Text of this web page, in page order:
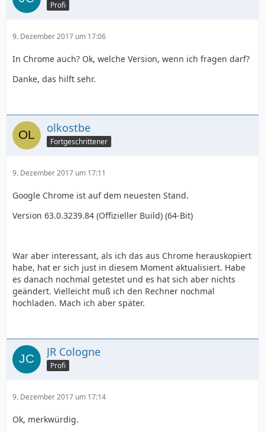
Profi
9. Dezember 2017 um 17:06
In Chrome auch? Ok, welche Version, wenn ich fragen darf?
Danke, das hilft sehr.
olkostbe
Fortgeschrittener
9. Dezember 2017 um 17:11
Google Chrome ist auf dem neuesten Stand.
Version 63.0.3239.84 (Offizieller Build) (64-Bit)
War aber interessant, als ich das aus Chrome herauskopiert
habe, hat er sich just in diesem Moment aktualisiert. Habe
es danach nochmal getestet und es hat sich aber nichts
geändert. Vielleicht muß ich den Rechner nochmal
hochladen. Mach ich aber später.
JR Cologne
Profi
9. Dezember 2017 um 17:14
Ok, merkwürdig.